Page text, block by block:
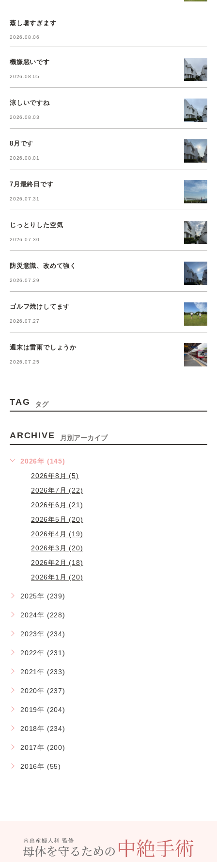
蒸し暑すぎます
2026.08.06
機嫌悪いです
2026.08.05
涼しいですね
2026.08.03
8月です
2026.08.01
7月最終日です
2026.07.31
じっとりした空気
2026.07.30
防災意識、改めて強く
2026.07.29
ゴルフ焼けしてます
2026.07.27
週末は雷雨でしょうか
2026.07.25
TAG タグ
ARCHIVE 月別アーカイブ
2026年 (145)
2026年8月 (5)
2026年7月 (22)
2026年6月 (21)
2026年5月 (20)
2026年4月 (19)
2026年3月 (20)
2026年2月 (18)
2026年1月 (20)
2025年 (239)
2024年 (228)
2023年 (234)
2022年 (231)
2021年 (233)
2020年 (237)
2019年 (204)
2018年 (234)
2017年 (200)
2016年 (55)